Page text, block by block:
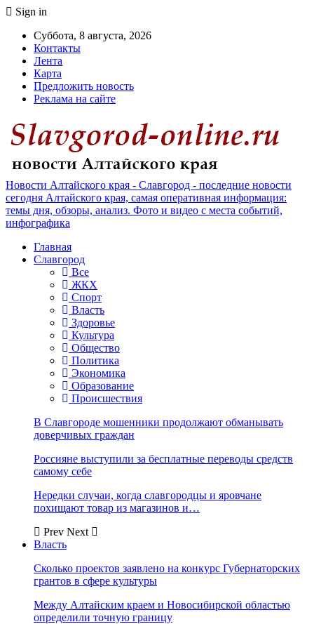
Sign in
Суббота, 8 августа, 2026
Контакты
Лента
Карта
Предложить новость
Реклама на сайте
Новости Алтайского края - Славгород - последние новости
сегодня Алтайского края, самая оперативная информация:
темы дня, обзоры, анализ. Фото и видео с места событий,
инфографика
Главная
Славгород
Все
ЖКХ
Спорт
Власть
Здоровье
Культура
Общество
Политика
Экономика
Образование
Происшествия
В Славгороде мошенники продолжают обманывать
доверчивых граждан
Россияне выступили за бесплатные переводы средств
самому себе
Нередки случаи, когда славгородцы и яровчане
похищают товар из магазинов и…
Prev Next
Власть
Сколько проектов заявлено на конкурс Губернаторских
грантов в сфере культуры
Между Алтайским краем и Новосибирской областью
определили точную границу